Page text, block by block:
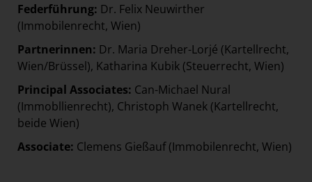
Federführung: Dr. Felix Neuwirther
(Immobilenrecht, Wien)
Partnerinnen: Dr. Maria Dreher-Lorjé (Kartellrecht,
Wien/Brüssel), Katharina Kubik (Steuerrecht, Wien)
Principal Associates: Can-Michael Nural
(Immobllienrecht), Christoph Wanek (Kartellrecht,
beide Wien)
Associate: Clemens Gießauf (Immobilenrecht, Wien)